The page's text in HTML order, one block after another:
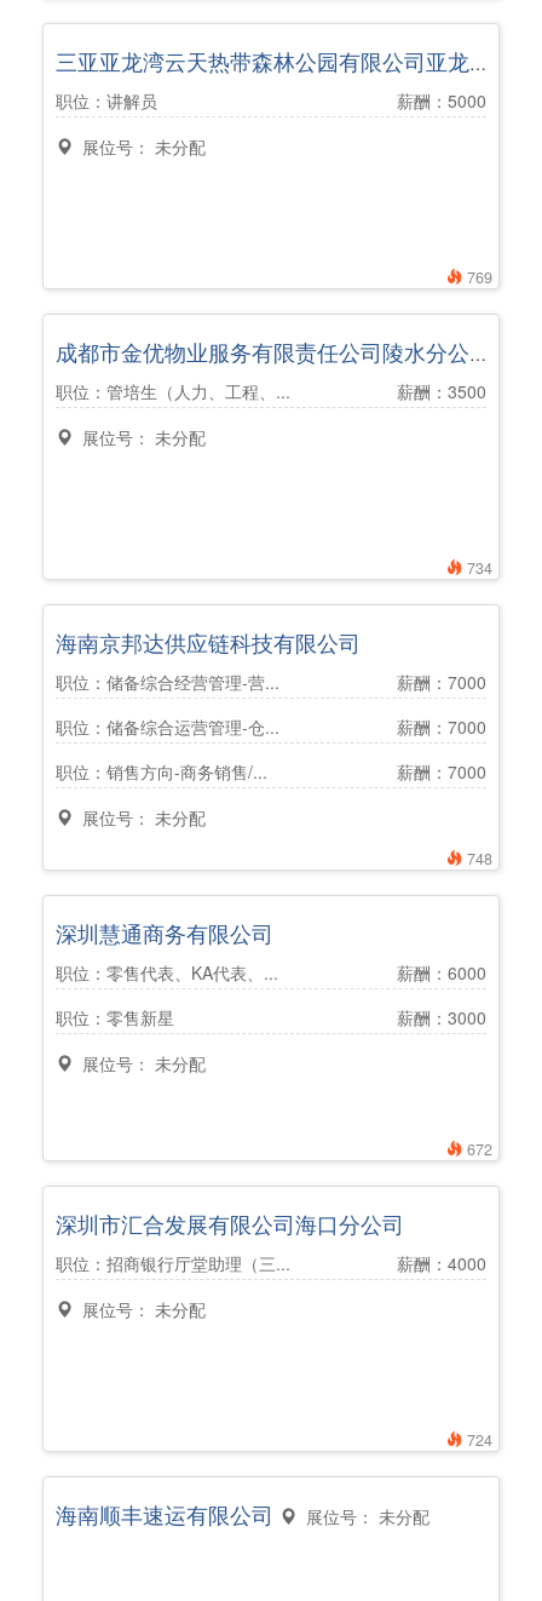
769
三亚亚龙湾云天热带森林公园有限公司亚龙湾热带天堂森林公园
职位：讲解员
薪酬：5000
展位号： 未分配
734
成都市金优物业服务有限责任公司陵水分公司
职位：管培生（人力、工程、...
薪酬：3500
展位号： 未分配
748
海南京邦达供应链科技有限公司
职位：储备综合经营管理-营...
薪酬：7000
职位：储备综合运营管理-仓...
薪酬：7000
职位：销售方向-商务销售/...
薪酬：7000
展位号： 未分配
672
深圳慧通商务有限公司
职位：零售代表、KA代表、...
薪酬：6000
职位：零售新星
薪酬：3000
展位号： 未分配
724
深圳市汇合发展有限公司海口分公司
职位：招商银行厅堂助理（三...
薪酬：4000
展位号： 未分配
海南顺丰速运有限公司 展位号： 未分配